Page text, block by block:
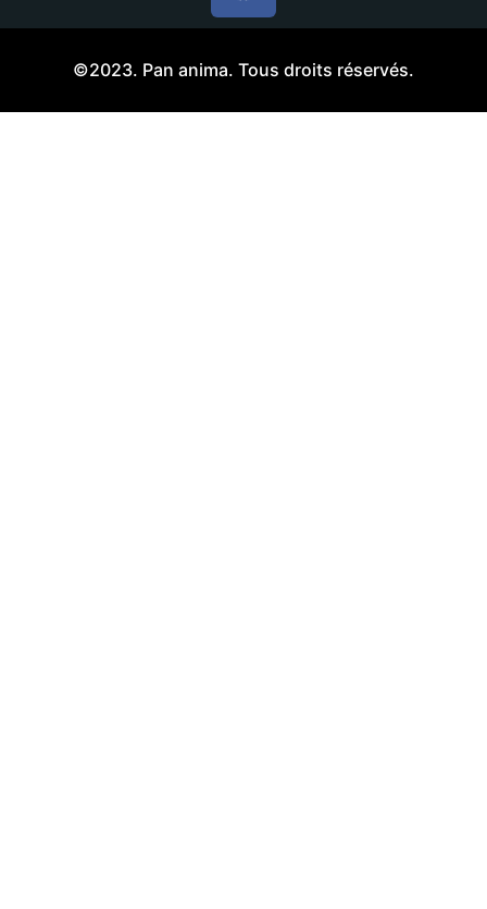
©2023. Pan anima. Tous droits réservés.